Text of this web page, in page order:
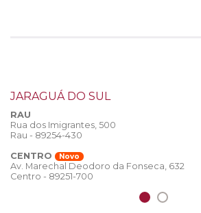
JARAGUÁ DO SUL
RAU
Rua dos Imigrantes, 500
Rau - 89254-430
CENTRO
Novo
Av. Marechal Deodoro da Fonseca, 632
Centro - 89251-700